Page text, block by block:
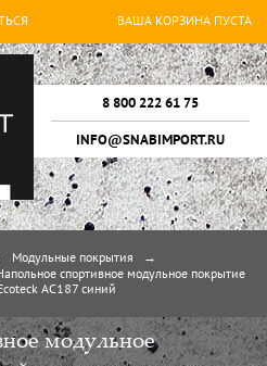
ВАША КОРЗИНА ПУСТА
8 800 222 61 75
INFO@SNABIMPORT.RU
Модульные покрытия
→
спортивное модульное покрытие
АС187 синий
модульное